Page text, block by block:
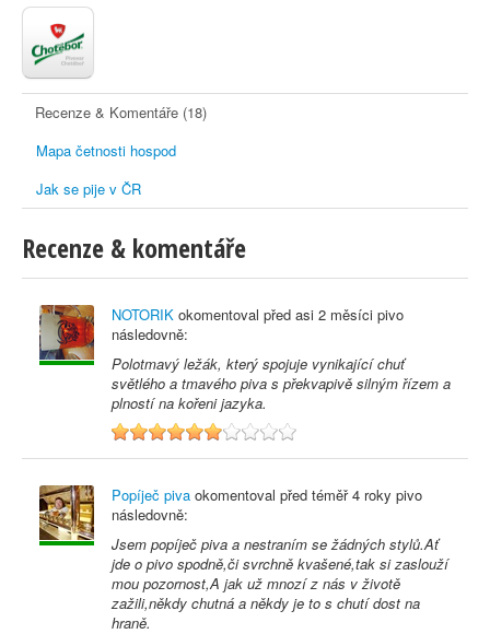
Recenze & Komentáře (18)
Mapa četnosti hospod
Jak se pije v ČR
Recenze & komentáře
NOTORIK okomentoval před asi 2 měsíci pivo
následovně:
Polotmavý ležák, který spojuje vynikající chuť
světlého a tmavého piva s překvapivě silným řízem a
plností na kořeni jazyka.
6
Popíječ piva okomentoval před téměř 4 roky pivo
následovně:
Jsem popíječ piva a nestraním se žádných stylů.Ať
jde o pivo spodně,či svrchně kvašené,tak si zaslouží
mou pozornost,A jak už mnozí z nás v životě
zažili,někdy chutná a někdy je to s chutí dost na
hraně.